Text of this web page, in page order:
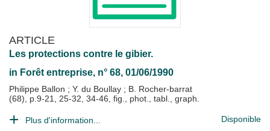
ARTICLE
Les protections contre le gibier.
in Forêt entreprise, n° 68, 01/06/1990
Philippe Ballon ; Y. du Boullay ; B. Rocher-barrat
(68), p.9-21, 25-32, 34-46, fig., phot., tabl., graph.
Plus d'information... Disponible